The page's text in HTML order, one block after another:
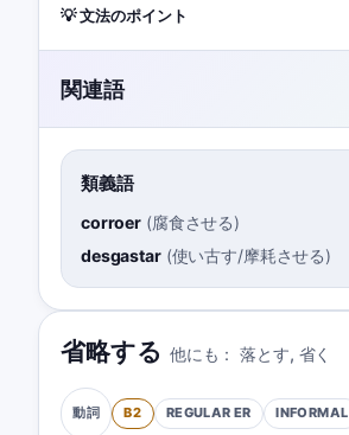
💡 文法のポイント
関連語
類義語
corroer (腐食させる)
desgastar(使い古す/摩耗させる)
省略する 他にも： 落とす, 省く
動詞 B2 REGULAR ER INFORMAL